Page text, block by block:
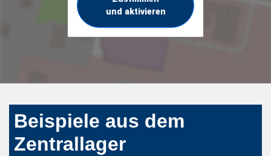
und aktivieren
Beispiele aus dem
Zentrallager